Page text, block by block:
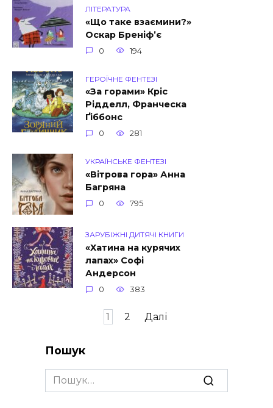
ЛІТЕРАТУРА
«Що таке взаємини?»
Оскар Бреніф’є
0 194
ГЕРОЇЧНЕ ФЕНТЕЗІ
«За горами» Кріс
Рідделл, Франческа
Ґіббонс
0 281
УКРАЇНСЬКЕ ФЕНТЕЗІ
«Вітрова гора» Анна
Багряна
0 795
ЗАРУБІЖНІ ДИТЯЧІ КНИГИ
«Хатина на курячих
лапах» Софі
Андерсон
0 383
1 2 Далі
Пошук
Search
for: